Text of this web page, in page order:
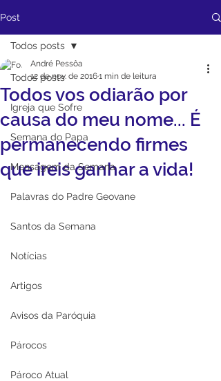
Post
Todos posts
Igreja que Sofre
Semana do Papa
Mensagem da Semana
Palavras do Padre Geovane
Santos da Semana
Notícias
Artigos
Avisos da Paróquia
Párocos
Pároco Atual
Todos posts
Todos vos odiarão por
causa do meu nome... É
permanecendo firmes
que ireis ganhar a vida!
André Pessôa
12 de nov. de 20161 min de leitura